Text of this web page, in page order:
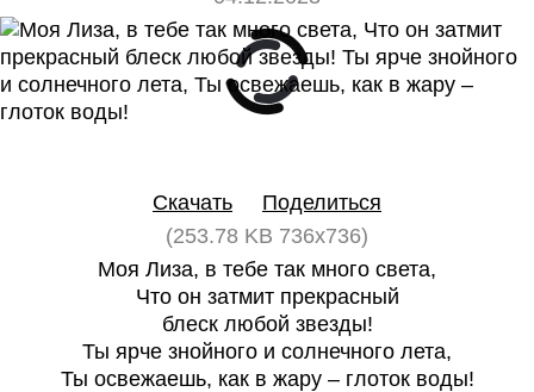
Скачать
Поделиться
(253.78 KB 736x736)
Моя Лиза, в тебе так много света,
Что он затмит прекрасный
блеск любой звезды!
Ты ярче знойного и солнечного лета,
Ты освежаешь, как в жару – глоток воды!